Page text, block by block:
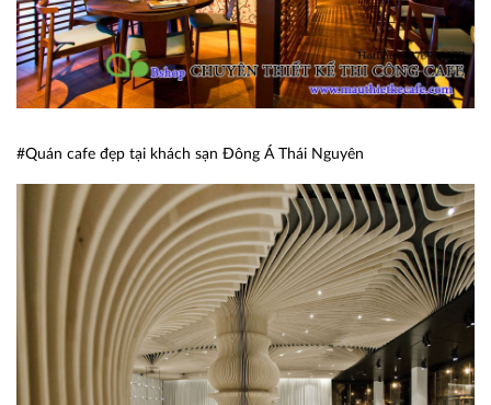
#Quán cafe đẹp tại khách sạn Đông Á Thái Nguyên